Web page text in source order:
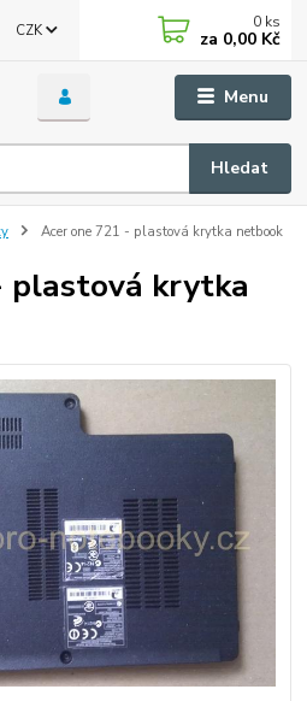
Menu
CZK
Hledat
0 ks
za 0,00 Kč
Acer one 721 - plastová krytka netbook
plastová krytka